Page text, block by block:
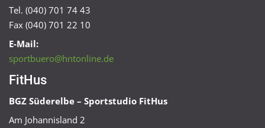
Tel. (040) 701 74 43
Fax (040) 701 22 10
E-Mail:
sportbuero@hntonline.de
FitHus
BGZ Süderelbe – Sportstudio FitHus
Am Johannisland 2